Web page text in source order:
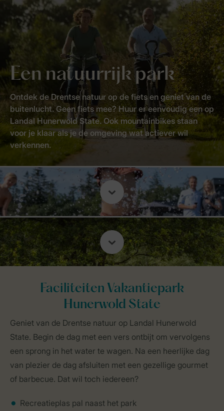
Een natuurrijk park
Ontdek de Drentse natuur op de fiets en geniet van de
buitenlucht. Geen fiets mee? Huur er eenvoudig een op
Landal Hunerwold State. Ook mountainbikes staan
voor je klaar als je de omgeving wat actiever wil
verkennen.
Faciliteiten Vakantiepark
Hunerwold State
Geniet van de Drentse natuur op Landal Hunerwold
State. Begin de dag met een vers ontbijt om vervolgens
een sprong in het water te wagen. Na een heerlijke dag
van plezier de dag afsluiten met een gezellige gourmet
of barbecue. Dat wil toch iedereen?
Recreatieplas pal naast het park